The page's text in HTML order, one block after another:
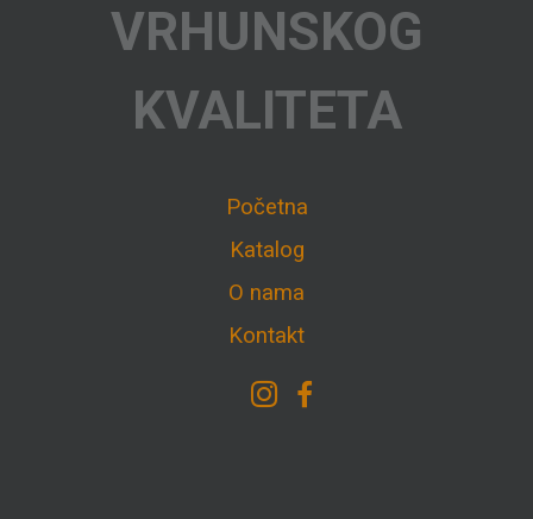
VRHUNSKOG
KVALITETA
Početna
Katalog
O nama
Kontakt